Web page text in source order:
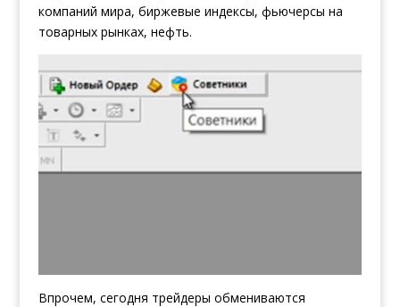
компаний мира, биржевые индексы, фьючерсы на
товарных рынках, нефть.
Впрочем, сегодня трейдеры обмениваются